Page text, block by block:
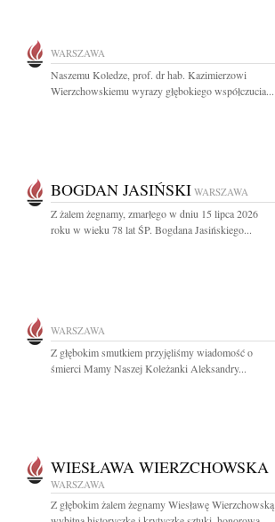
WARSZAWA
Naszemu Koledze, prof. dr hab. Kazimierzowi
Wierzchowskiemu wyrazy głębokiego współczucia...
BOGDAN JASIŃSKI WARSZAWA
Z żalem żegnamy, zmarłego w dniu 15 lipca 2026
roku w wieku 78 lat ŚP. Bogdana Jasińskiego...
WARSZAWA
Z głębokim smutkiem przyjęliśmy wiadomość o
śmierci Mamy Naszej Koleżanki Aleksandry...
WIESŁAWA WIERZCHOWSKA
WARSZAWA
Z głębokim żalem żegnamy Wiesławę Wierzchowską